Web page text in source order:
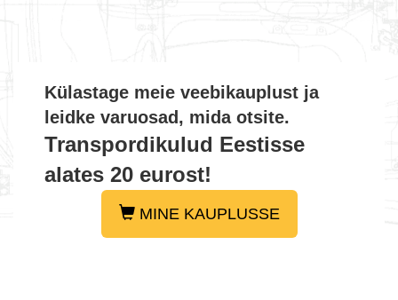
Külastage meie veebikauplust ja
leidke varuosad, mida otsite.
Transpordikulud Eestisse
alates 20 eurost!
MINE KAUPLUSSE